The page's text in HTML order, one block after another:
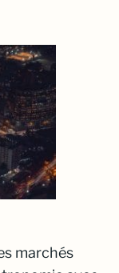
marchés